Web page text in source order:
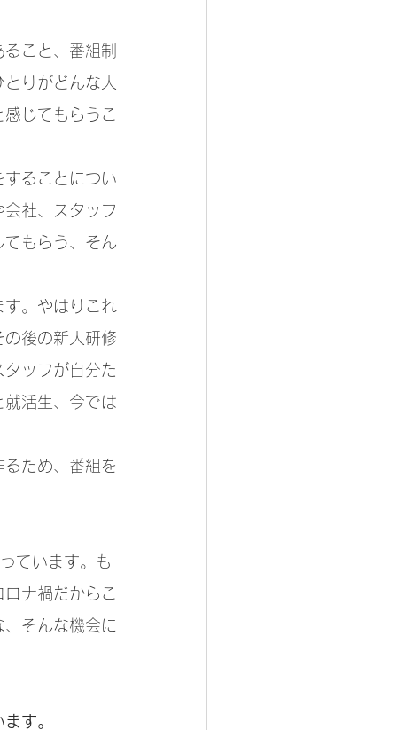
こと、番組制
りがどんな人
じてもらうこ
ることについ
社、スタッフ
もらう、そん
。やはりこれ
後の新人研修
ッフが自分た
活生、今では
ため、番組を
ています。も
ナ禍だからこ
そんな機会に
す。